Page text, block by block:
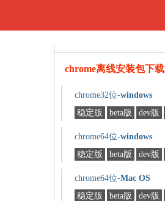
chrome离线安装包下载
chrome32位-windows
稳定版
beta版 dev版
chrome64位-windows
稳定版
beta版 dev版
chrome64位-Mac OS
稳定版
beta版 dev版